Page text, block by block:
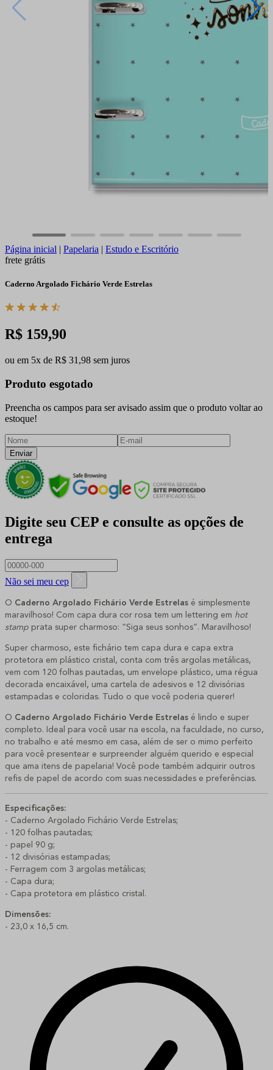
Página inicial | Papelaria | Estudo e Escritório
frete grátis
Caderno Argolado Fichário Verde Estrelas
R$ 159,90
ou em 5x de R$ 31,98 sem juros
Produto esgotado
Preencha os campos para ser avisado assim que o produto voltar ao
estoque!
Enviar
Digite seu CEP e consulte as opções de
entrega
Não sei meu cep
O Caderno Argolado Fichário Verde Estrelas é simplesmente
maravilhoso! Com capa dura cor rosa tem um lettering em hot
stamp prata super charmoso: “Siga seus sonhos”. Maravilhoso!
Super charmoso, este fichário tem capa dura e capa extra
protetora em plástico cristal, conta com três argolas metálicas,
vem com 120 folhas pautadas, um envelope plástico, uma régua
decorada encaixável, uma cartela de adesivos e 12 divisórias
estampadas e coloridas. Tudo o que você poderia querer!
O Caderno Argolado Fichário Verde Estrelas é lindo e super
completo. Ideal para você usar na escola, na faculdade, no curso,
no trabalho e até mesmo em casa, além de ser o mimo perfeito
para você presentear e surpreender alguém querido e especial
que ama itens de papelaria! Você pode também adquirir outros
refis de papel de acordo com suas necessidades e preferências.
Especificações:
- Caderno Argolado Fichário Verde Estrelas;
- 120 folhas pautadas;
- papel 90 g;
- 12 divisórias estampadas;
- Ferragem com 3 argolas metálicas;
- Capa dura;
- Capa protetora em plástico cristal.
Dimensões:
- 23,0 x 16,5 cm.